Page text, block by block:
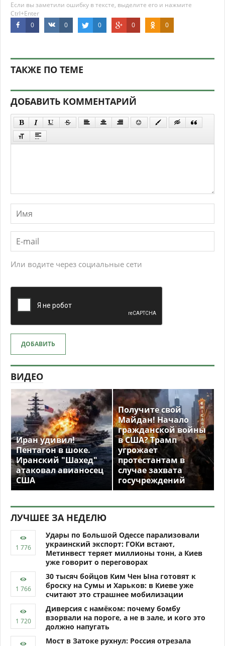
Если вы заметили ошибку в тексте, выделите его и нажмите
Ctrl+Enter
0
0 0 0 0
ТАКЖЕ ПО ТЕМЕ
ДОБАВИТЬ КОММЕНТАРИЙ
Или водите через социальные сети
ДОБАВИТЬ
ВИДЕО
Иран удивил!
Пентагон в шоке.
Иранский "Шахед"
атаковал авианосец
США
Получите свой
Майдан! Начало
гражданской войны
в США? Трамп
угрожает
протестантам в
случае захвата
госучреждений
ЛУЧШЕЕ ЗА НЕДЕЛЮ
Удары по Большой Одессе парализовали
украинский экспорт: ГОКи встают,
Метинвест теряет миллионы тонн, а Киев
уже говорит о переговорах
30 тысяч бойцов Ким Чен Ына готовят к
броску на Сумы и Харьков: в Киеве уже
считают это страшнее мобилизации
Диверсия с намёком: почему бомбу
взорвали на пороге, а не в зале, и кого это
должно напугать
Мост в Затоке рухнул: Россия отрезала